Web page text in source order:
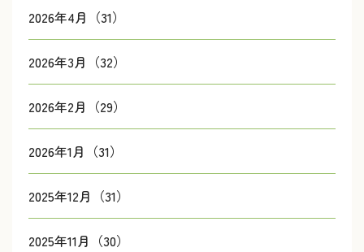
2026年4月（31）
2026年3月（32）
2026年2月（29）
2026年1月（31）
2025年12月（31）
2025年11月（30）